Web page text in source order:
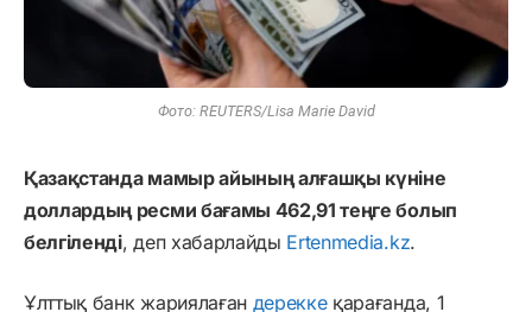
Фото: REUTERS/Lisa Marie David
Қазақстанда мамыр айының алғашқы күніне
доллардың ресми бағамы 462,91 теңге болып
белгіленді, деп хабарлайды Ertenmedia.kz.
Ұлттық банк жариялаған дереккеқарағанда, 1